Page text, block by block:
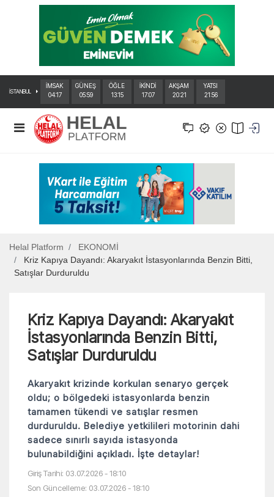
İSTANBUL
İMSAK
04:17
GÜNEŞ
05:59
ÖĞLE
13:15
İKİNDİ
17:07
AKŞAM
20:21
YATSI
21:56
Helal Platform
EKONOMİ
Kriz Kapıya Dayandı: Akaryakıt İstasyonlarında Benzin Bitti,
Satışlar Durduruldu
Kriz Kapıya Dayandı: Akaryakıt
İstasyonlarında Benzin Bitti,
Satışlar Durduruldu
Akaryakıt krizinde korkulan senaryo gerçek
oldu; o bölgedeki istasyonlarda benzin
tamamen tükendi ve satışlar resmen
durduruldu. Belediye yetkilileri motorinin dahi
sadece sınırlı sayıda istasyonda
bulunabildiğini açıkladı. İşte detaylar!
Giriş Tarihi: 03.07.2026 - 18:10
Son Güncelleme: 03.07.2026 - 18:10